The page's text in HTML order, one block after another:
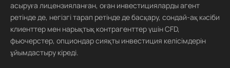
асыруға лицензияланған, оған инвестицияларды агент
ретінде де, негізгі тарап ретінде де басқару, сондай-ақ кәсіби
клиенттер мен нарықтық контрагенттер үшін CFD,
фьючерстер, опциондар сияқты инвестиция келісімдерін
ұйымдастыру кіреді.